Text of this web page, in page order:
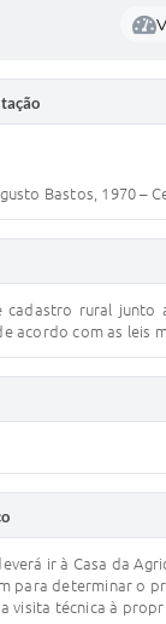
Bastos, 1970 –
cadastro rural
acordo com as leis
ir à Casa da
para determinar o
visita técnica à